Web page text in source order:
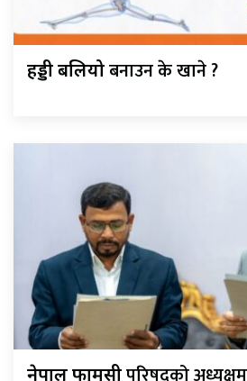
हड्डी बलियोबनाउन के खाने ?